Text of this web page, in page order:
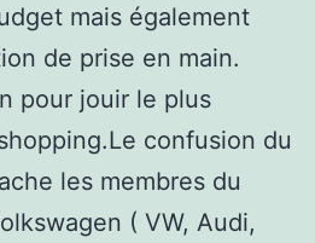
mais également
de prise en main.
pour jouir le plus
confusion du
les membres du
( VW, Audi,